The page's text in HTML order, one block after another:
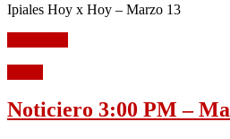
Ipiales Hoy x Hoy – Marzo 13
Noticiero 3:00 PM –